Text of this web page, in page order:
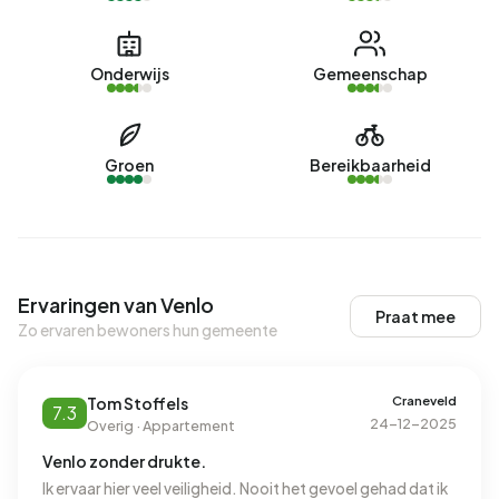
Onderwijs Gemeenschap
Groen Bereikbaarheid
Ervaringen van Venlo
Zo ervaren bewoners hun gemeente
Praat mee
7.3 Tom Stoffels
Overig · Appartement
Craneveld
24-12-2025
Venlo zonder drukte.
Ik ervaar hier veel veiligheid. Nooit het gevoel gehad dat ik